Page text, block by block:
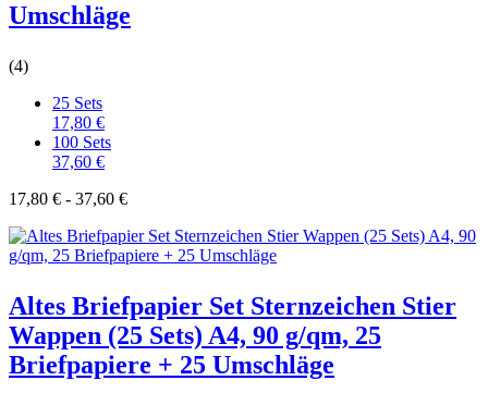
Umschläge
(4)
25 Sets
17,80 €
100 Sets
37,60 €
17,80 € - 37,60 €
Altes Briefpapier Set Sternzeichen Stier
Wappen (25 Sets) A4, 90 g/qm, 25
Briefpapiere + 25 Umschläge